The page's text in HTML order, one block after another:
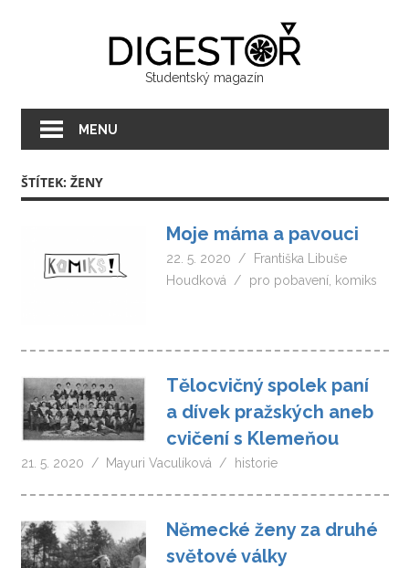
Studentský magazín
MENU
ŠTÍTEK: ŽENY
Moje máma a pavouci
22. 5. 2020
Františka Libuše
Houdková
pro pobavení, komiks
Tělocvičný spolek paní
a dívek pražských aneb
cvičení s Klemeňou
21. 5. 2020 Mayuri Vaculíková historie
Německé ženy za druhé
světové války